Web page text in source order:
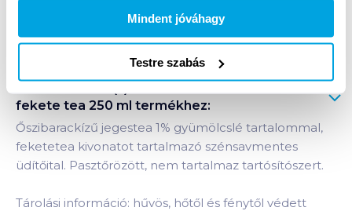
Mindent jóváhagy
Testre szabás
Bevásárlólistához adom Értesíts, ha olcsóbb!
fekete tea 250 ml termékhez:
Őszibarackízű jegestea 1% gyümölcslé tartalommal,
feketetea kivonatot tartalmazó szénsavmentes
üdítőital. Pasztőrözött, nem tartalmaz tartósítószert.
Tárolási információ: hűvös, hőtől és fénytől védett